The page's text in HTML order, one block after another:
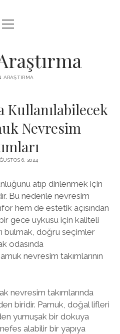
LISTE
LISTESI
menüyü
aç
ARAŞTIRMA
Kullanılabilecek
Nevresim
6, 2024
atıp dinlenmek için
Bu nedenle nevresim
hem de estetik açısından
gece uykusu için kaliteli
bulmak, doğru seçimler
odasında
nevresim takımlarının
nevresim takımlarında
biridir. Pamuk, doğal lifleri
yumuşak bir dokuya
alabilir bir yapıya